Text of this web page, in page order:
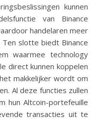
kunnen
van Binance
handelaren meer
slotte biedt Binance
waarmee technology
direct kunnen koppelen
makkelijker wordt om
Al deze functies zullen
hun Altcoin-portefeuille
transacties uit te